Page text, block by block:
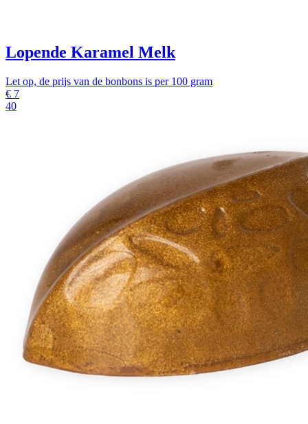
Lopende Karamel Melk
Let op, de prijs van de bonbons is per 100 gram
€ 7
40